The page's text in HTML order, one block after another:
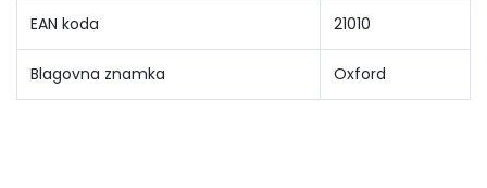
EAN koda 21010
Blagovna znamka Oxford